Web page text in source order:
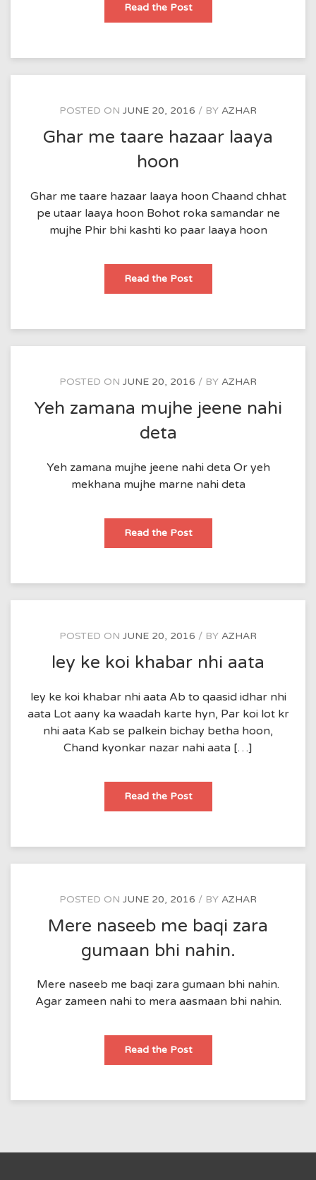
Read the PostEk
e
betha
POSTED ON JUNE 20, 2016 BY AZHAR
Ghar me taare hazaar laaya
hoon
Ghar me taare hazaar laaya hoon Chaand chhat
pe utaar laaya hoon Bohot roka samandar ne
mujhe Phir bhi kashti ko paar laaya hoon
Read the PostGhar
taare
hoon
POSTED ON JUNE 20, 2016 BY AZHAR
Yeh zamana mujhe jeene nahi
deta
Yeh zamana mujhe jeene nahi deta Or yeh
mekhana mujhe marne nahi deta
Read the PostYeh
mujhe
deta
POSTED ON JUNE 20, 2016 BY AZHAR
ley ke koi khabar nhi aata
ley ke koi khabar nhi aata Ab to qaasid idhar nhi
aata Lot aany ka waadah karte hyn, Par koi lot kr
nhi aata Kab se palkein bichay betha hoon,
Chand kyonkar nazar nahi aata […]
Read the Postley
koi
aata
POSTED ON JUNE 20, 2016 BY AZHAR
Mere naseeb me baqi zara
gumaan bhi nahin.
Mere naseeb me baqi zara gumaan bhi nahin.
Agar zameen nahi to mera aasmaan bhi nahin.
Read the PostMere
me
gumaan